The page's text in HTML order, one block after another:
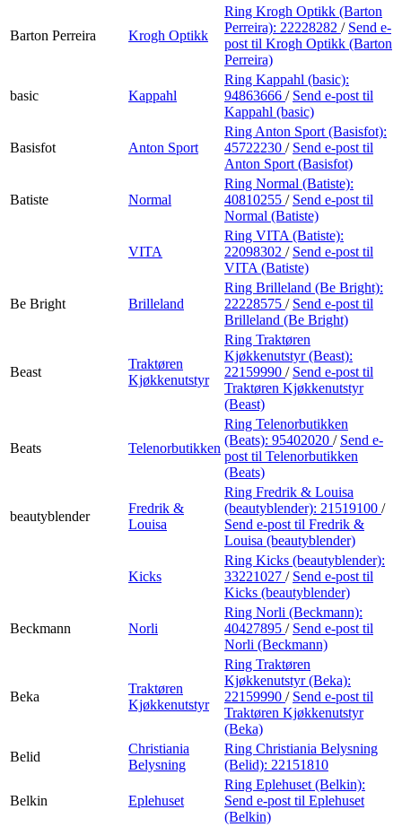
Barton Perreira Krogh Optikk
Ring Krogh Optikk (Barton
Perreira): 22228282 / Send e-
post til Krogh Optikk (Barton
Perreira)
basic Kappahl
Ring Kappahl (basic):
94863666 / Send e-post til
Kappahl (basic)
Basisfot Anton Sport
Ring Anton Sport (Basisfot):
45722230 / Send e-post til
Anton Sport (Basisfot)
Batiste Normal
Ring Normal (Batiste):
40810255 / Send e-post til
Normal (Batiste)
VITA
Ring VITA (Batiste):
22098302 / Send e-post til
VITA (Batiste)
Be Bright Brilleland
Ring Brilleland (Be Bright):
22228575 / Send e-post til
Brilleland (Be Bright)
Beast
Traktøren
Kjøkkenutstyr
Ring Traktøren
Kjøkkenutstyr (Beast):
22159990 / Send e-post til
Traktøren Kjøkkenutstyr
(Beast)
Beats Telenorbutikken
Ring Telenorbutikken
(Beats): 95402020 / Send e-
post til Telenorbutikken
(Beats)
beautyblender
Fredrik &
Louisa
Ring Fredrik & Louisa
(beautyblender): 21519100 /
Send e-post til Fredrik &
Louisa (beautyblender)
Kicks
Ring Kicks (beautyblender):
33221027 / Send e-post til
Kicks (beautyblender)
Beckmann Norli
Ring Norli (Beckmann):
40427895 / Send e-post til
Norli (Beckmann)
Beka
Traktøren
Kjøkkenutstyr
Ring Traktøren
Kjøkkenutstyr (Beka):
22159990 / Send e-post til
Traktøren Kjøkkenutstyr
(Beka)
Belid
Christiania
Belysning
Ring Christiania Belysning
(Belid): 22151810
Belkin Eplehuset
Ring Eplehuset (Belkin):
Send e-post til Eplehuset
(Belkin)